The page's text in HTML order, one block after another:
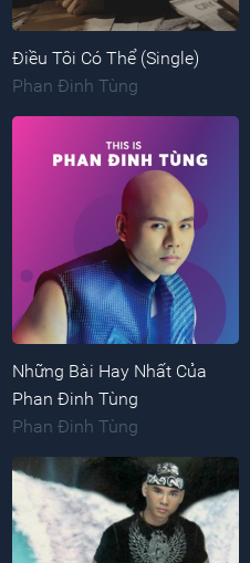
Điều Tôi Có Thể (Single)
Phan Đinh Tùng
Những Bài Hay Nhất Của
Phan Đinh Tùng
Phan Đinh Tùng